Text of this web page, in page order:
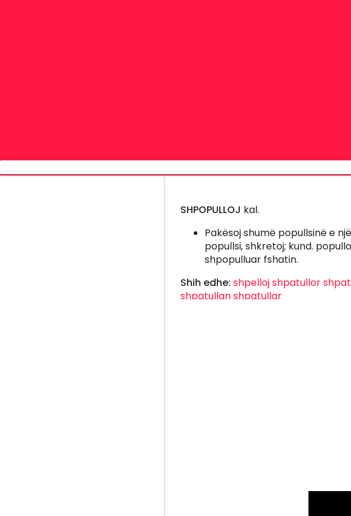
SHPOPULLOJ kal.
Pakësoj shumë popullsinë e
popullsi, shkretoj; kund.
shpopulluar fshatin.
Shih edhe: shpellojshpatullor
shpatullanshpatullar